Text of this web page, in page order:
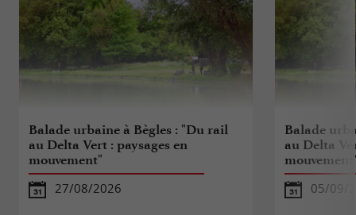
Balade urbaine à Bègles : "Du rail
au Delta Vert : paysages en
mouvement"
27/08/2026
Balade
au Delta
05/09/